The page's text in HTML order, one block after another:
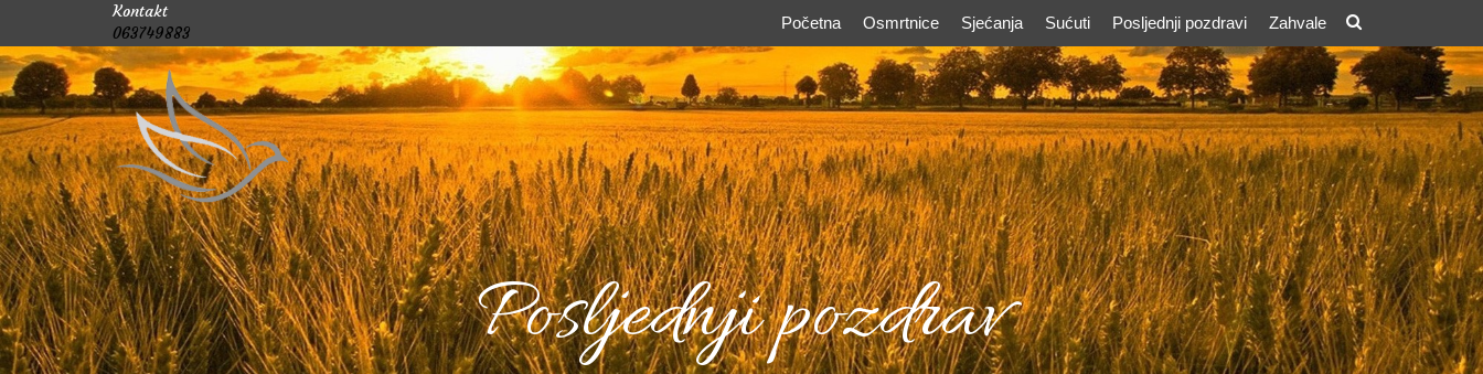
Kontakt
063749883
Početna Osmrtnice Sjećanja Sućuti Posljednji pozdravi Zahvale
Posljednji pozdrav